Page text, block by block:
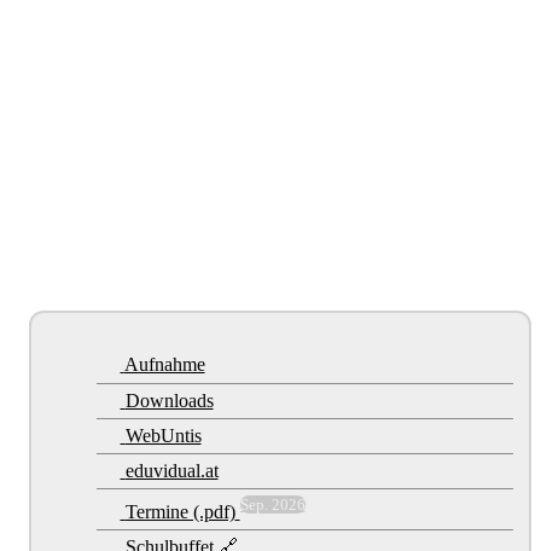
Aufnahme
Downloads
WebUntis
eduvidual.at
Termine (.pdf) Sep. 2026
Schulbuffet 🔗